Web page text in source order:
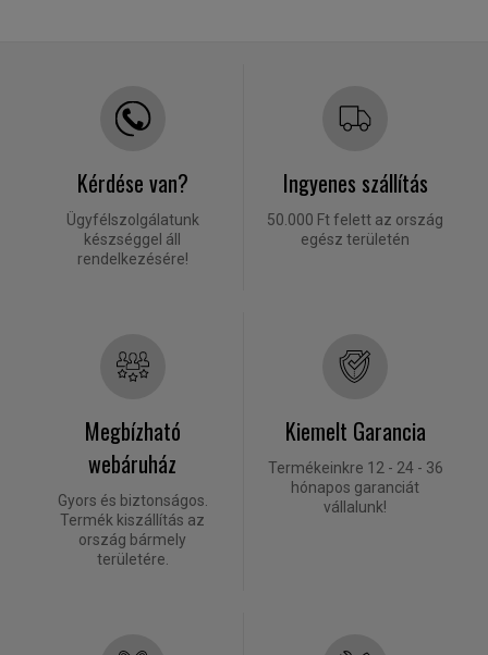
Kérdése van?
Ügyfélszolgálatunk
készséggel áll
rendelkezésére!
Ingyenes szállítás
50.000 Ft felett az ország
egész területén
Megbízható
webáruház
Gyors és biztonságos.
Termék kiszállítás az
ország bármely
területére.
Kiemelt Garancia
Termékeinkre 12 - 24 - 36
hónapos garanciát
vállalunk!